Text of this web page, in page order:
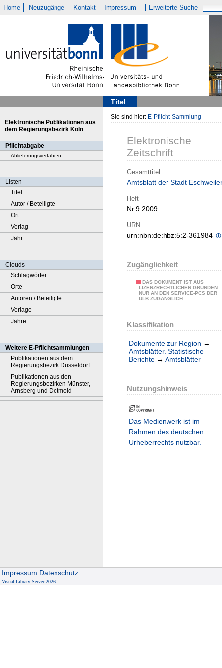
Home Neuzugänge Kontakt Impressum Erweiterte Suche
Titel
Elektronische Publikationen aus
dem Regierungsbezirk Köln
Pflichtabgabe
Ablieferungsverfahren
Listen
Titel
Autor / Beteiligte
Ort
Verlag
Jahr
Clouds
Schlagwörter
Orte
Autoren / Beteiligte
Verlage
Jahre
Weitere E-Pflichtsammlungen
Publikationen aus dem
Regierungsbezirk Düsseldorf
Publikationen aus den
Regierungsbezirken Münster,
Arnsberg und Detmold
Sie sind hier: E-Pflicht-Sammlung
Elektronische
Zeitschrift
Gesamttitel
Amtsblatt der Stadt Eschweiler
Heft
Nr.9.2009
URN
urn:nbn:de:hbz:5:2-361984
Zugänglichkeit
DAS DOKUMENT IST AUS
LIZENZRECHTLICHEN GRÜNDEN
NUR AN DEN SERVICE-PCS DER
ULB ZUGÄNGLICH.
Klassifikation
Dokumente zur Region →
Amtsblätter. Statistische
Berichte → Amtsblätter
Nutzungshinweis
Das Medienwerk ist im
Rahmen des deutschen
Urheberrechts nutzbar.
Impressum Datenschutz
Visual Library Server 2026